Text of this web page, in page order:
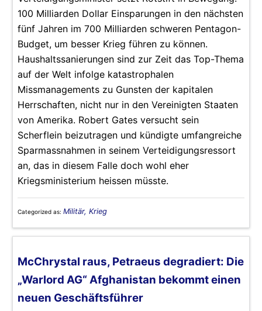
100 Milliarden Dollar Einsparungen in den nächsten
fünf Jahren im 700 Milliarden schweren Pentagon-
Budget, um besser Krieg führen zu können.
Haushaltssanierungen sind zur Zeit das Top-Thema
auf der Welt infolge katastrophalen
Missmanagements zu Gunsten der kapitalen
Herrschaften, nicht nur in den Vereinigten Staaten
von Amerika. Robert Gates versucht sein
Scherflein beizutragen und kündigte umfangreiche
Sparmassnahmen in seinem Verteidigungsressort
an, das in diesem Falle doch wohl eher
Kriegsministerium heissen müsste.
Categorized as: Militär, Krieg
McChrystal raus, Petraeus degradiert: Die
„Warlord AG“ Afghanistan bekommt einen
neuen Geschäftsführer